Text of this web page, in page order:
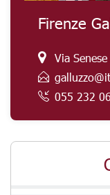
Firenze
Via
055 232